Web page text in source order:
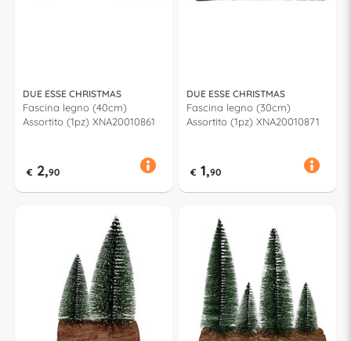
DUE ESSE CHRISTMAS
Fascina legno (40cm)
Assortito (1pz) XNA20010861
€ 2,90
DUE ESSE CHRISTMAS
Fascina legno (30cm)
Assortito (1pz) XNA20010871
€ 1,90